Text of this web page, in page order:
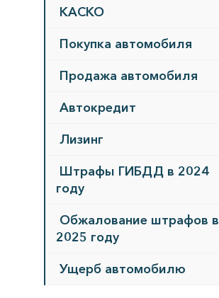
КАСКО
Покупка автомобиля
Продажа автомобиля
Автокредит
Лизинг
Штрафы ГИБДД в 2024
году
Обжалование штрафов в
2025 году
Ущерб автомобилю